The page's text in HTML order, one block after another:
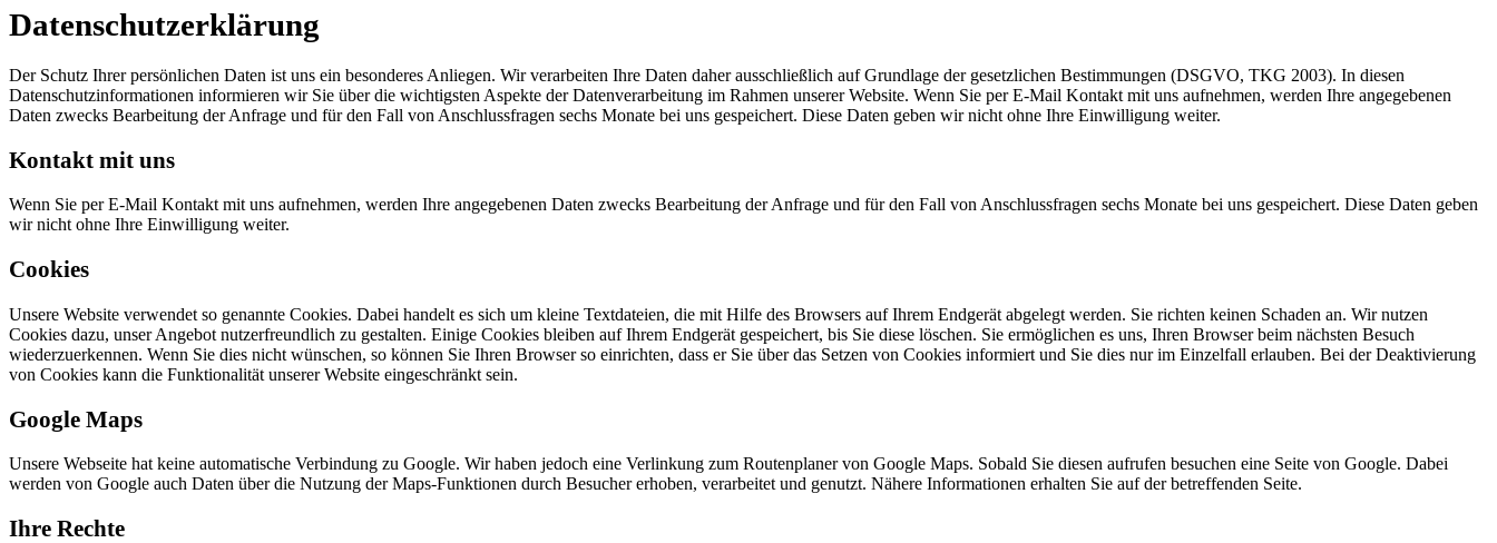
Datenschutzerklärung
Der Schutz Ihrer persönlichen Daten ist uns ein besonderes Anliegen. Wir verarbeiten Ihre Daten daher ausschließlich auf Grundlage der gesetzlichen Bestimmungen (DSGVO, TKG 2003). In diesen
Datenschutzinformationen informieren wir Sie über die wichtigsten Aspekte der Datenverarbeitung im Rahmen unserer Website. Wenn Sie per E-Mail Kontakt mit uns aufnehmen, werden Ihre angegebenen
Daten zwecks Bearbeitung der Anfrage und für den Fall von Anschlussfragen sechs Monate bei uns gespeichert. Diese Daten geben wir nicht ohne Ihre Einwilligung weiter.
Kontakt mit uns
Wenn Sie per E-Mail Kontakt mit uns aufnehmen, werden Ihre angegebenen Daten zwecks Bearbeitung der Anfrage und für den Fall von Anschlussfragen sechs Monate bei uns gespeichert. Diese Daten geben
wir nicht ohne Ihre Einwilligung weiter.
Cookies
Unsere Website verwendet so genannte Cookies. Dabei handelt es sich um kleine Textdateien, die mit Hilfe des Browsers auf Ihrem Endgerät abgelegt werden. Sie richten keinen Schaden an. Wir nutzen
Cookies dazu, unser Angebot nutzerfreundlich zu gestalten. Einige Cookies bleiben auf Ihrem Endgerät gespeichert, bis Sie diese löschen. Sie ermöglichen es uns, Ihren Browser beim nächsten Besuch
wiederzuerkennen. Wenn Sie dies nicht wünschen, so können Sie Ihren Browser so einrichten, dass er Sie über das Setzen von Cookies informiert und Sie dies nur im Einzelfall erlauben. Bei der Deaktivierung
von Cookies kann die Funktionalität unserer Website eingeschränkt sein.
Google Maps
Unsere Webseite hat keine automatische Verbindung zu Google. Wir haben jedoch eine Verlinkung zum Routenplaner von Google Maps. Sobald Sie diesen aufrufen besuchen eine Seite von Google. Dabei
werden von Google auch Daten über die Nutzung der Maps-Funktionen durch Besucher erhoben, verarbeitet und genutzt. Nähere Informationen erhalten Sie auf der betreffenden Seite.
Ihre Rechte